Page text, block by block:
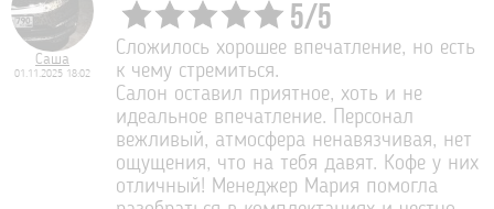
Саша
01.11.2025 18:02
5/5
Сложилось хорошее впечатление, но есть
к чему стремиться.
Салон оставил приятное, хоть и не
идеальное впечатление. Персонал
вежливый, атмосфера ненавязчивая, нет
ощущения, что на тебя давят. Кофе у них
отличный! Менеджер Мария помогла